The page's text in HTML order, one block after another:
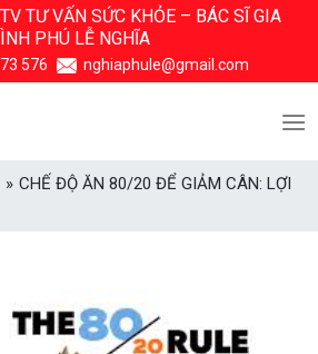
TƯ VẤN SỨC KHỎE – BÁC SĨ GIA
PHÚ LỄ NGHĨA
576 nghiaphule@gmail.com
» CHẾ ĐỘ ĂN 80/20 ĐỂ GIẢM CÂN: LỢI